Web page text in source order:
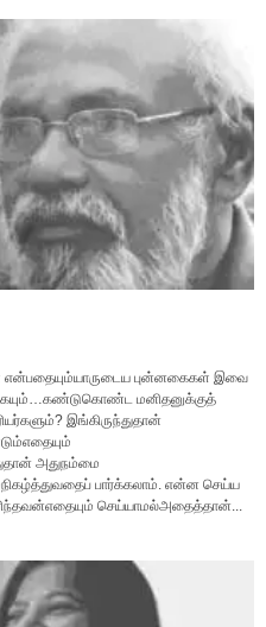
புன்னகைகள் இவை
மனிதனுக்குத்
இங்கிருந்துதான்
அதுநம்மை
பார்க்கலாம். என்ன செய்ய
செய்யாமல்அதைத்தான்...